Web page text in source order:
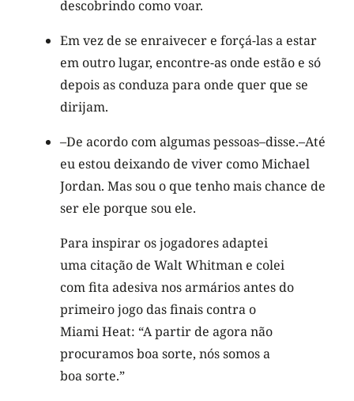
descobrindo como voar.
Em vez de se enraivecer e forçá-las a estar
em outro lugar, encontre-as onde estão e só
depois as conduza para onde quer que se
dirijam.
–De acordo com algumas pessoas–disse.–Até
eu estou deixando de viver como Michael
Jordan. Mas sou o que tenho mais chance de
ser ele porque sou ele.
Para inspirar os jogadores adaptei
uma citação de Walt Whitman e colei
com fita adesiva nos armários antes do
primeiro jogo das finais contra o
Miami Heat: “A partir de agora não
procuramos boa sorte, nós somos a
boa sorte.”